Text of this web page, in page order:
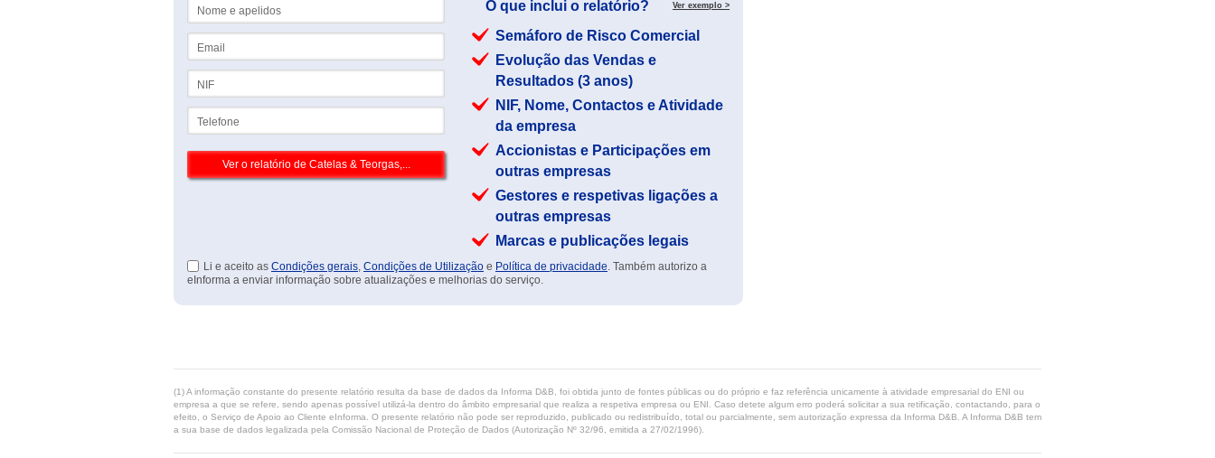
O que inclui o relatório? Ver exemplo >
Semáforo de Risco Comercial
Evolução das Vendas e
Resultados (3 anos)
NIF, Nome, Contactos e Atividade
da empresa
Accionistas e Participações em
outras empresas
Gestores e respetivas ligações a
outras empresas
Marcas e publicações legais
Li e aceito as Condições gerais, Condições de Utilização e Política de privacidade. Também autorizo a
eInforma a enviar informação sobre atualizações e melhorias do serviço.
(1) A informação constante do presente relatório resulta da base de dados da Informa D&B, foi obtida junto de fontes públicas ou do próprio e faz referência unicamente à atividade empresarial do ENI ou
empresa a que se refere, sendo apenas possível utilizá-la dentro do âmbito empresarial que realiza a respetiva empresa ou ENI. Caso detete algum erro poderá solicitar a sua retificação, contactando, para o
efeito, o Serviço de Apoio ao Cliente eInforma. O presente relatório não pode ser reproduzido, publicado ou redistribuído, total ou parcialmente, sem autorização expressa da Informa D&B. A Informa D&B tem
a sua base de dados legalizada pela Comissão Nacional de Proteção de Dados (Autorização Nº 32/96, emitida a 27/02/1996).